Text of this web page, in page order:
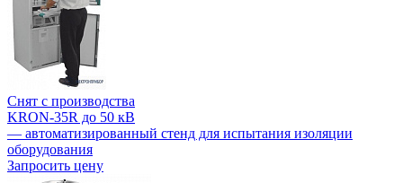
Снят с производства
KRON-35R до 50 кВ
— автоматизированный стенд для испытания изоляции
оборудования
Запросить цену